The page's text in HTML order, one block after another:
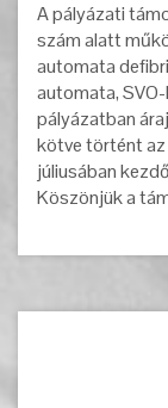
A pályázati
szám alatt
automata
automata,
pályázatban
kötve történt
júliusában
Köszönjük a